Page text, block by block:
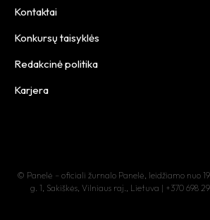
Kontaktai
Konkursų taisyklės
Redakcinė politika
Karjera
© Panelė – oficiali žurnalo Panelė, leidžiamo nuo
g. 1, Sakiškės, Vilniaus raj., Lietuva | +370 698